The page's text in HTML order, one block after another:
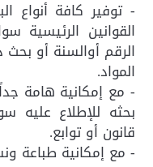
- توفير كافة
القوانين الرئيسية
الرقم أوالسنة أو
المواد.
- مع إمكانية هامة
بحثه للإطلاع
قانون أو توابع.
- مع إمكانية طباعة